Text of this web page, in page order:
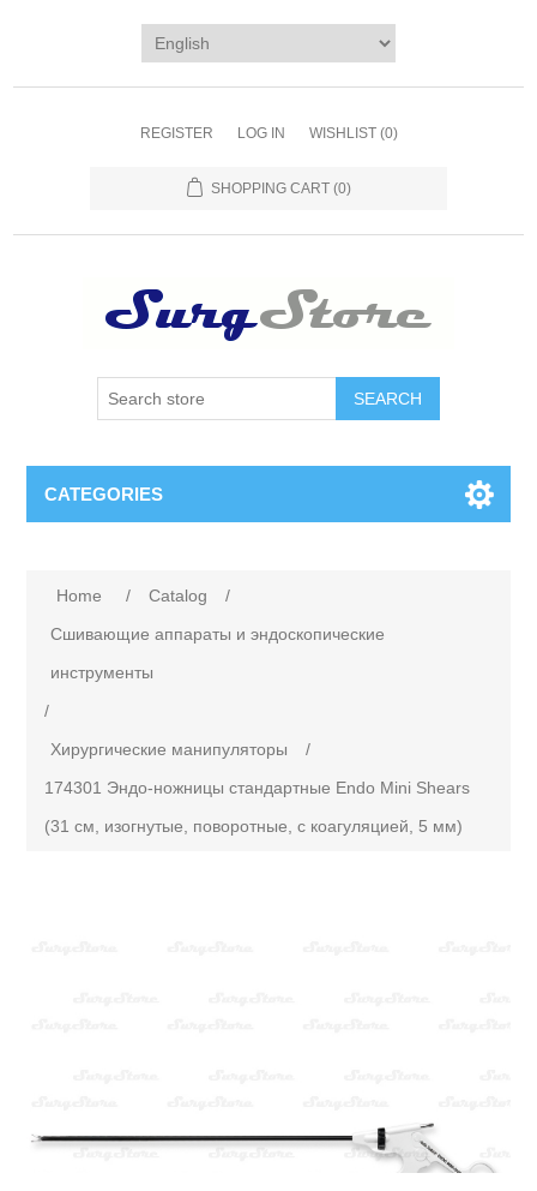
REGISTER LOG IN WISHLIST (0)
SHOPPING CART (0)
SEARCH
CATEGORIES
Home / Сatalog
/
Сшивающие аппараты и эндоскопические
инструменты
/
Хирургические манипуляторы
/
174301 Эндо-ножницы стандартные Endo Mini Shears
(31 см, изогнутые, поворотные, с коагуляцией, 5 мм)